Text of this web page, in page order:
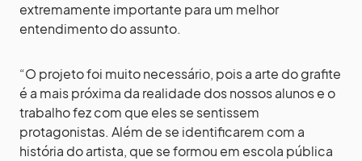
extremamente importante para um melhor
entendimento do assunto.
“O projeto foi muito necessário, pois a arte do grafite
é a mais próxima da realidade dos nossos alunos e o
trabalho fez com que eles se sentissem
protagonistas. Além de se identificarem com a
história do artista, que se formou em escola pública